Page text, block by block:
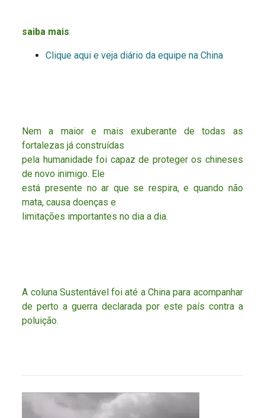
saiba mais
Clique aqui e veja diário da equipe na China
Nem a maior e mais exuberante de todas as
fortalezas já construídas
pela humanidade foi capaz de proteger os chineses
de novo inimigo. Ele
está presente no ar que se respira, e quando não
mata, causa doenças e
limitações importantes no dia a dia.
A coluna Sustentável foi até a China para acompanhar
de perto a guerra declarada por este país contra a
poluição.